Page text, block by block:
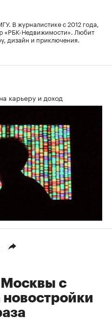
В журналистике с 2012 года,
«РБК-Недвижимости». Любит
дизайн и приключения.
карьеру и доход
Москвы с